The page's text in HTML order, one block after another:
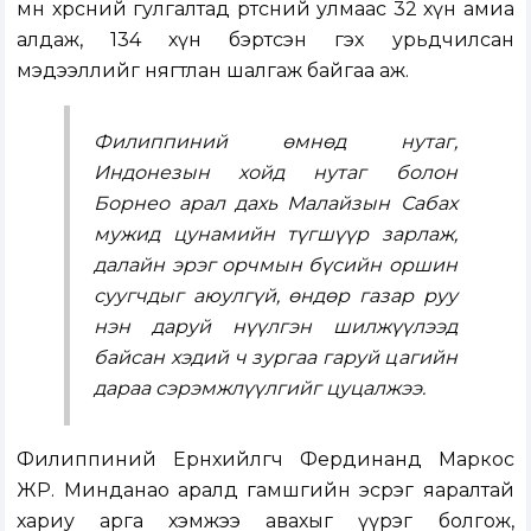
мөн хөрсний гулгалтад өртсөний улмаас 32 хүн амиа
алдаж, 134 хүн бэртсэн гэх урьдчилсан
мэдээллийг нягтлан шалгаж байгаа аж.
Филиппиний өмнөд нутаг,
Индонезын хойд нутаг болон
Борнео арал дахь Малайзын Сабах
мужид цунамийн түгшүүр зарлаж,
далайн эрэг орчмын бүсийн оршин
суугчдыг аюулгүй, өндөр газар руу
нэн даруй нүүлгэн шилжүүлээд
байсан хэдий ч зургаа гаруй цагийн
дараа сэрэмжлүүлгийг цуцалжээ.
Филиппиний Ерөнхийлөгч Фердинанд Маркос
ЖР. Минданао аралд гамшгийн эсрэг яаралтай
хариу арга хэмжээ авахыг үүрэг болгож,